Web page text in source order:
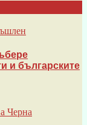
и българските